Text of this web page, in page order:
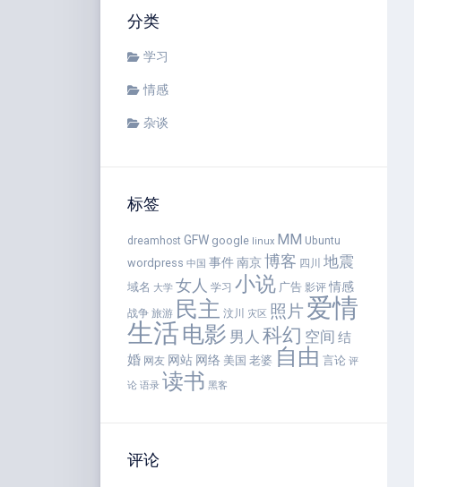
分类
学习
情感
杂谈
标签
dreamhost GFW google linux MM Ubuntu
wordpress 中国 事件南京博客 四川 地震
域名 大学 女人 学习 小说 广告 影评 情感
战争 旅游 民主 汶川 灾区 照片 爱情
生活 电影 男人 科幻 空间 结
婚 网友 网站 网络 美国 老婆 自由 言论 评
论 语录 读书 黑客
评论